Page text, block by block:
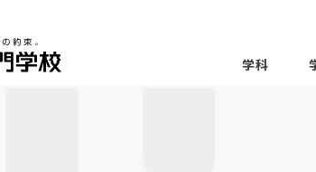
学科